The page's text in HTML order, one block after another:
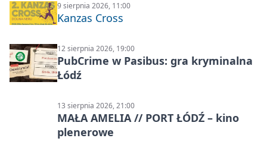
9 sierpnia 2026, 11:00
Kanzas Cross
12 sierpnia 2026, 19:00
PubCrime w Pasibus: gra kryminalna
Łódź
13 sierpnia 2026, 21:00
MAŁA AMELIA // PORT ŁÓDŹ – kino
plenerowe